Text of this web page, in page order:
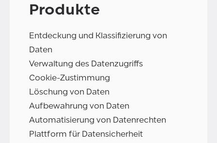
Produkte
Entdeckung und Klassifizierung von
Daten
Verwaltung des Datenzugriffs
Cookie-Zustimmung
Löschung von Daten
Aufbewahrung von Daten
Automatisierung von Datenrechten
Plattform für Datensicherheit